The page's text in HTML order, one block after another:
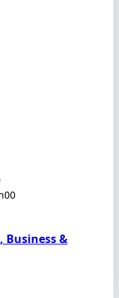
Business &